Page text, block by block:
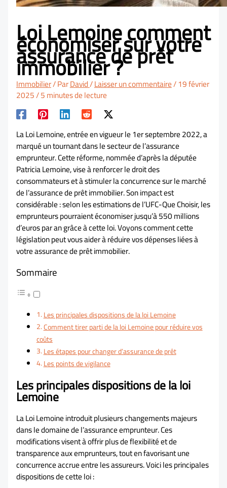
Loi Lemoine comment
économiser sur votre
assurance de prêt
immobilier ?
Immobilier/ ParDavid/Laisser un commentaire/19 février
2025/5 minutes de lecture
La Loi Lemoine, entrée en vigueur le 1er septembre 2022, a
marqué un tournant dans le secteur de l’assurance
emprunteur. Cette réforme, nommée d’après la députée
Patricia Lemoine, vise à renforcer le droit des
consommateurs et à stimuler la concurrence sur le marché
de l’assurance de prêt immobilier. Son impact est
considérable : selon les estimations de l’UFC-Que Choisir, les
emprunteurs pourraient économiser jusqu’à 550 millions
d’euros par an grâce à cette loi. Voyons comment cette
législation peut vous aider à réduire vos dépenses liées à
votre assurance de prêt immobilier.
Sommaire
Les principales dispositions de la loi Lemoine
Comment tirer parti de la loi Lemoine pour réduire vos
coûts
Les étapes pour changer d’assurance de prêt
Les points de vigilance
Les principales dispositions de la loi
Lemoine
La Loi Lemoine introduit plusieurs changements majeurs
dans le domaine de l’assurance emprunteur. Ces
modifications visent à offrir plus de flexibilité et de
transparence aux emprunteurs, tout en favorisant une
concurrence accrue entre les assureurs. Voici les principales
dispositions de cette loi :